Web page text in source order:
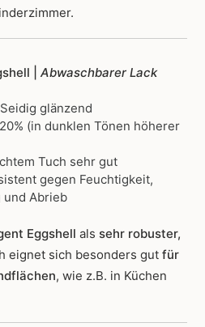
| Abwaschbarer Lack
Seidig glänzend
(in dunklen Tönen höherer
Tuch sehr gut
gegen Feuchtigkeit,
und Abrieb
Eggshell als sehr robuster,
eignet sich besonders gut für
, wie z.B. in Küchen